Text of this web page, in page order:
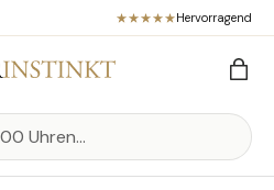
Hervorragend